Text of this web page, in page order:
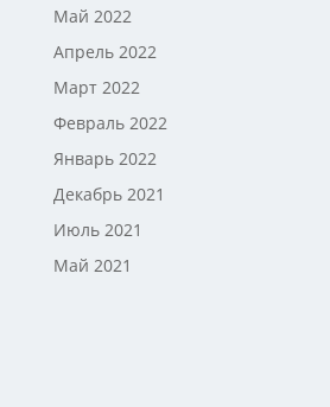
Май 2022
Апрель 2022
Март 2022
Февраль 2022
Январь 2022
Декабрь 2021
Июль 2021
Май 2021